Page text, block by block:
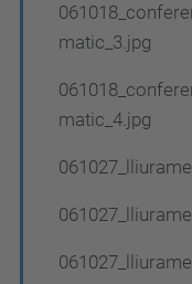
matic_3.jpg
matic_4.jpg